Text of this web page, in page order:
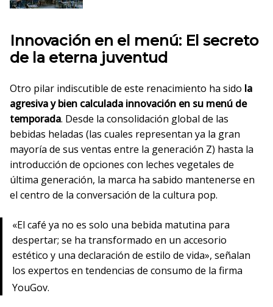
Innovación en el menú: El secreto
de la eterna juventud
Otro pilar indiscutible de este renacimiento ha sido la
agresiva y bien calculada innovación en su menú de
temporada. Desde la consolidación global de las
bebidas heladas (las cuales representan ya la gran
mayoría de sus ventas entre la generación Z) hasta la
introducción de opciones con leches vegetales de
última generación, la marca ha sabido mantenerse en
el centro de la conversación de la cultura pop.
«El café ya no es solo una bebida matutina para
despertar; se ha transformado en un accesorio
estético y una declaración de estilo de vida», señalan
los expertos en tendencias de consumo de la firma
YouGov.